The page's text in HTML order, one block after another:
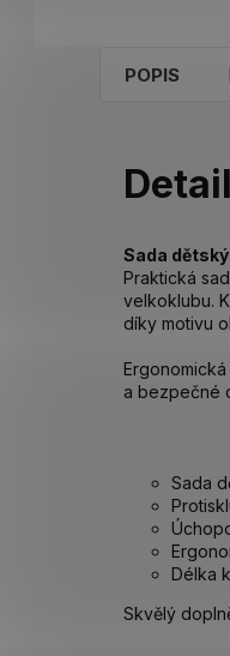
POPIS
Sada
Praktická
velkoklubu.
díky motivu
a bezpečné
Sada
Délka
Skvělý